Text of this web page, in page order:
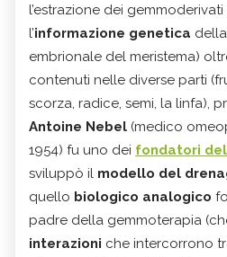
l’estrazione dei
l’informazione genetica
embrionale del meristema)
contenuti nelle diverse parti
scorza, radice, semi, la linfa),
Antoine Nebel (medico
1954) fu uno dei fondatori
sviluppò il modello del
quello biologico analogico
padre della gemmoterapia
interazioni che intercorrono